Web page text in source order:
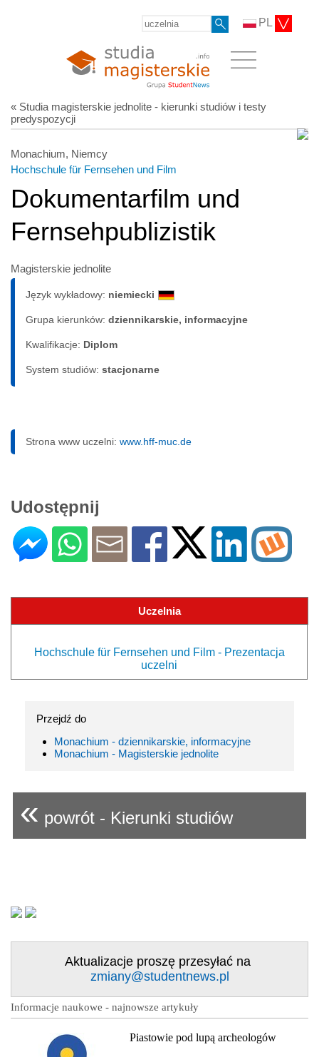
PL
« Studia magisterskie jednolite - kierunki studiów i testy
predyspozycji
Monachium, Niemcy
Hochschule für Fernsehen und Film
Dokumentarfilm und
Fernsehpublizistik
Magisterskie jednolite
Język wykładowy: niemiecki
Grupa kierunków: dziennikarskie, informacyjne
Kwalifikacje: Diplom
System studiów: sta­cjo­nar­ne
Strona www uczelni: www.hff-muc.de
Udostępnij
Uczelnia
Hochschule für Fernsehen und Film - Prezentacja
uczelni
Przejdź do
Monachium - dziennikarskie, informacyjne
Monachium - Magisterskie jednolite
« powrót - Kierunki studiów
Aktualizacje proszę przesyłać na
zmiany@studentnews.pl
Informacje naukowe - najnowsze artykuły
Piastowie pod lupą archeologów